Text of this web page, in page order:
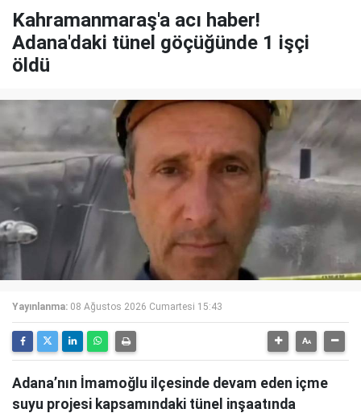
Kahramanmaraş'a acı haber!
Adana'daki tünel göçüğünde 1 işçi
öldü
Yayınlanma: 08 Ağustos 2026 Cumartesi 15:43
Adana’nın İmamoğlu ilçesinde devam eden içme
suyu projesi kapsamındaki tünel inşaatında